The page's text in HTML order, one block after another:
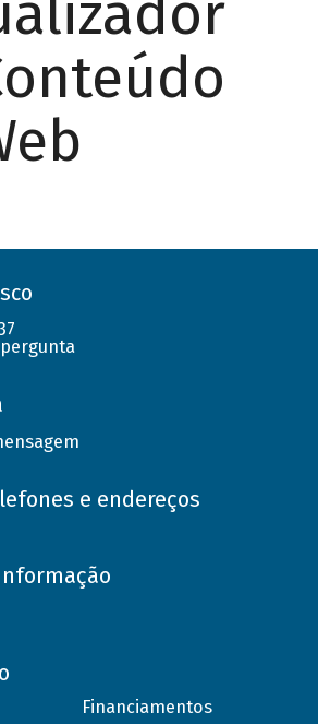
e endereços
Financiamentos